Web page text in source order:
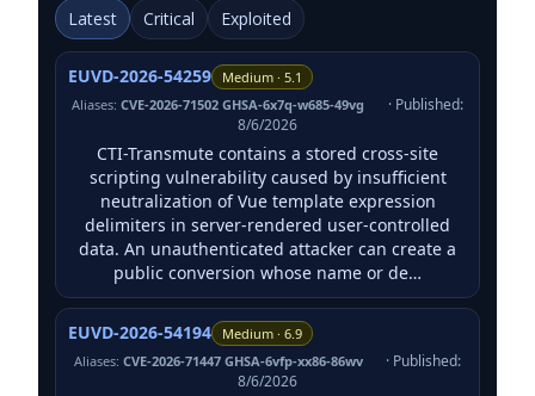
Latest Critical Exploited
EUVD-2026-54259
Medium · 5.1
Aliases:CVE-2026-71502 GHSA-6x7q-w685-49vg
· Published:
8/6/2026
CTI-Transmute contains a stored cross-site
scripting vulnerability caused by insufficient
neutralization of Vue template expression
delimiters in server-rendered user-controlled
data. An unauthenticated attacker can create a
public conversion whose name or de…
EUVD-2026-54194
Medium · 6.9
Aliases: CVE-2026-71447 GHSA-6vfp-xx86-86wv
· Published:
8/6/2026